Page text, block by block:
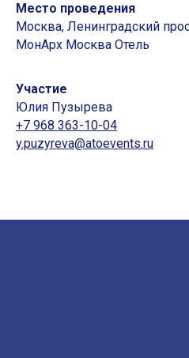
Место проведения
Москва, Ленинградский
МонАрх Москва Отель
Участие
Юлия Пузырева
+7 968 363-10-04
y.puzyreva@atoevents.ru